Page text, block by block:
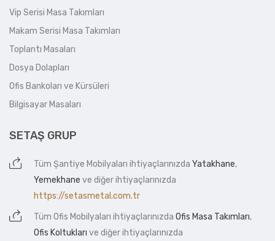
Vip Serisi Masa Takımları
Makam Serisi Masa Takımları
Toplantı Masaları
Dosya Dolapları
Ofis Bankoları ve Kürsüleri
Bilgisayar Masaları
SETAŞ GRUP
Tüm Şantiye Mobilyaları ihtiyaçlarınızda Yatakhane,
Yemekhane ve diğer ihtiyaçlarınızda
https://setasmetal.com.tr
Tüm Ofis Mobilyaları ihtiyaçlarınızda Ofis Masa Takımları,
Ofis Koltukları ve diğer ihtiyaçlarınızda